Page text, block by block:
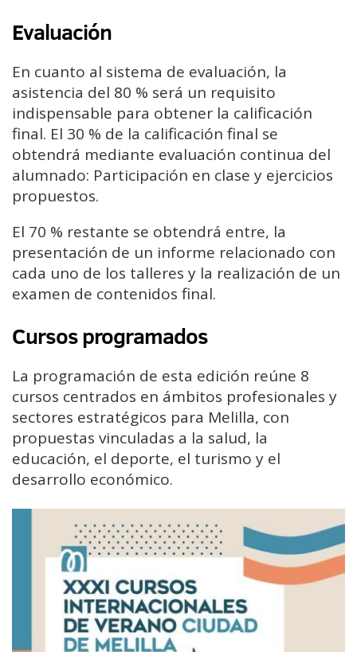
Evaluación
En cuanto al sistema de evaluación, la
asistencia del 80 % será un requisito
indispensable para obtener la calificación
final. El 30 % de la calificación final se
obtendrá mediante evaluación continua del
alumnado: Participación en clase y ejercicios
propuestos.
El 70 % restante se obtendrá entre, la
presentación de un informe relacionado con
cada uno de los talleres y la realización de un
examen de contenidos final.
Cursos programados
La programación de esta edición reúne 8
cursos centrados en ámbitos profesionales y
sectores estratégicos para Melilla, con
propuestas vinculadas a la salud, la
educación, el deporte, el turismo y el
desarrollo económico.